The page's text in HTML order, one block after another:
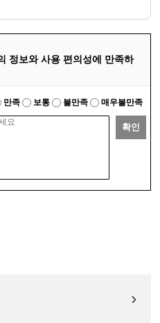
정보와 사용 편의성에 만족하
만족 보통 불만족 매우불만족
확인